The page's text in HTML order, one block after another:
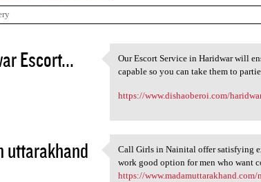
Escort... Our Escort Service in
Our Escort Service in Haridwar will
capable so you can take them to
https://www.dishaoberoi.com/
uttarakhand Call Girls in Nainital offer
Call Girls in Nainital offer satisfying
work good option for men who want
https://